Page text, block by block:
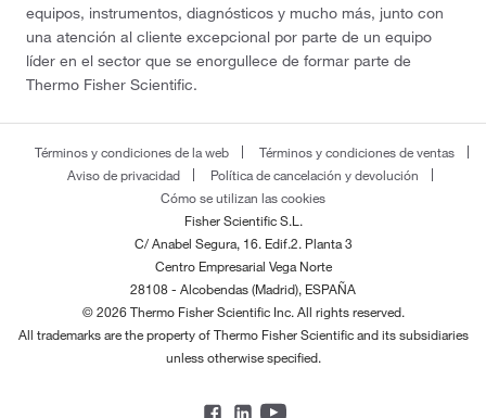
equipos, instrumentos, diagnósticos y mucho más, junto con
una atención al cliente excepcional por parte de un equipo
líder en el sector que se enorgullece de formar parte de
Thermo Fisher Scientific.
Términos y condiciones de la web
Términos y condiciones de ventas
Aviso de privacidad
Política de cancelación y devolución
Cómo se utilizan las cookies
Fisher Scientific S.L.
C/ Anabel Segura, 16. Edif.2. Planta 3
Centro Empresarial Vega Norte
28108 - Alcobendas (Madrid), ESPAÑA
© 2026 Thermo Fisher Scientific Inc. All rights reserved.
All trademarks are the property of Thermo Fisher Scientific and its subsidiaries
unless otherwise specified.